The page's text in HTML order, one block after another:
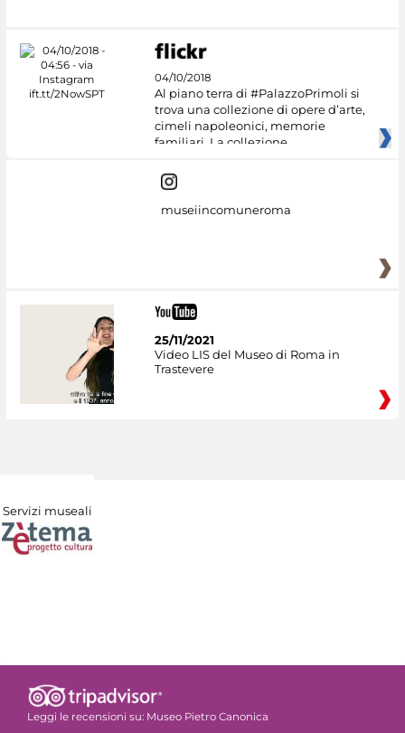
04/10/2018
Al piano terra di #PalazzoPrimoli si
trova una collezione di opere d’arte,
cimeli napoleonici, memorie
familiari. La collezione
museiincomuneroma
25/11/2021
Video LIS del Museo di Roma in
Trastevere
Servizi museali
Leggi le recensioni su: Museo Pietro Canonica